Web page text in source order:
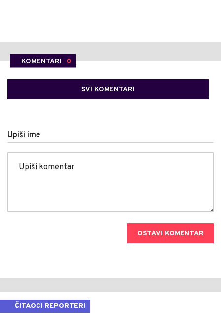
KOMENTARI 0
SVI KOMENTARI
Upiši ime
OSTAVI KOMENTAR
ČITAOCI REPORTERI